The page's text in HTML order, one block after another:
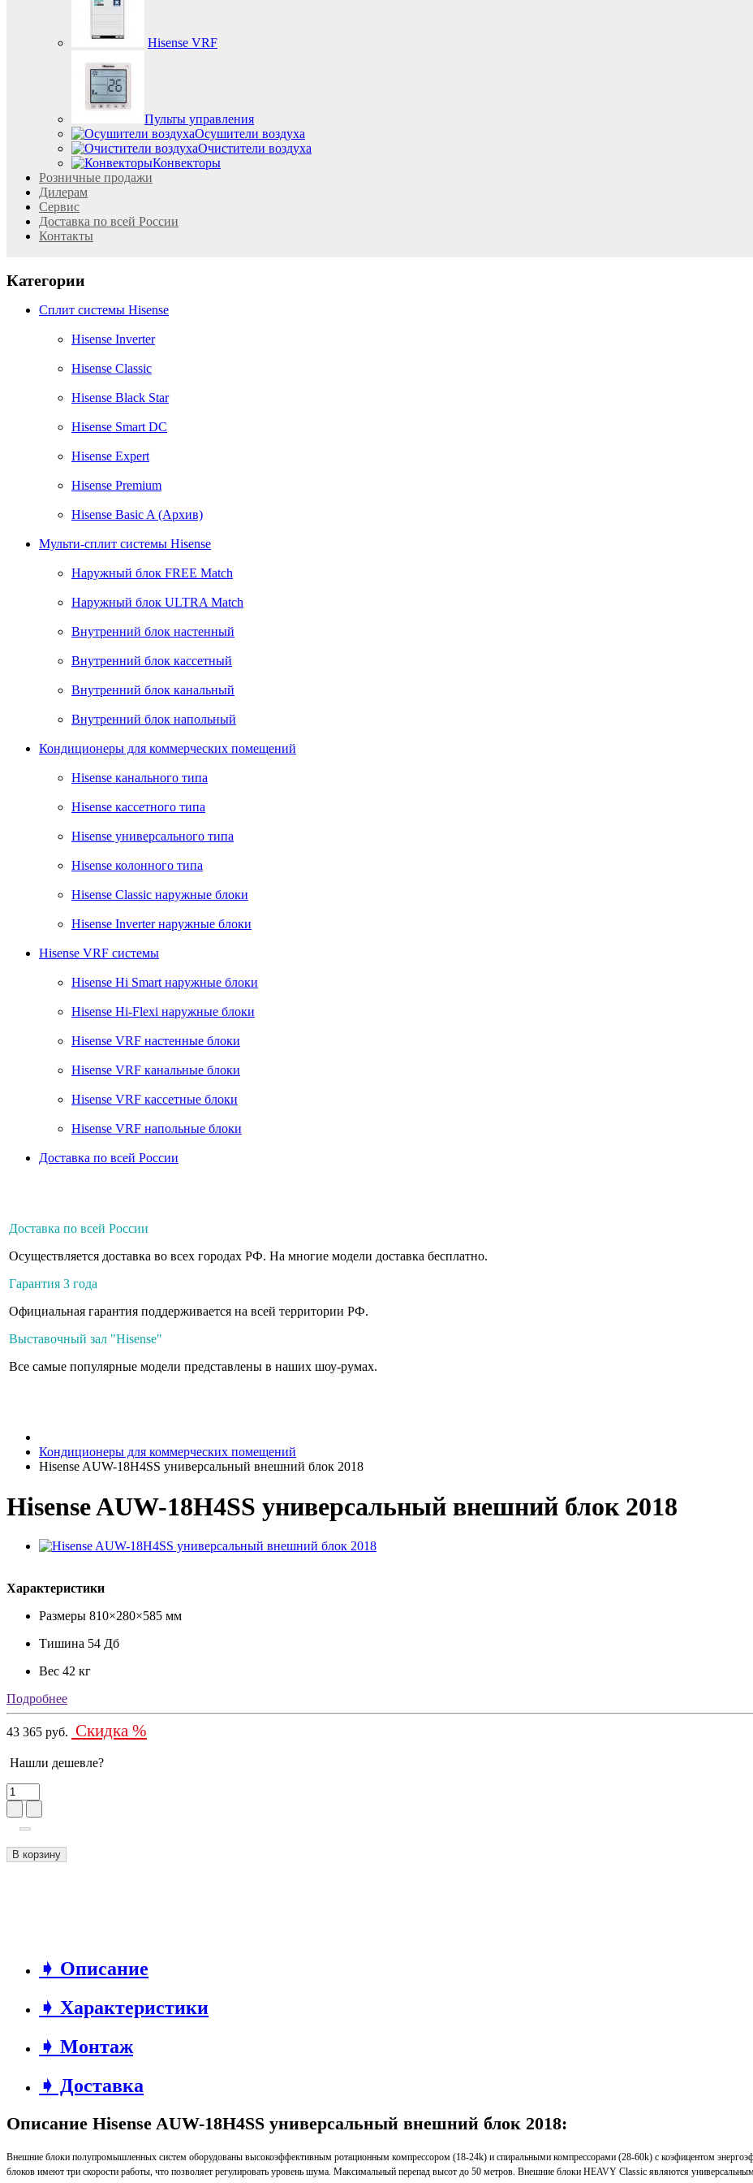
Hisense VRF
Пульты управления
Осушители воздуха
Очистители воздуха
Конвекторы
Розничные продажи
Дилерам
Cервис
Доставка по всей России
Контакты
Категории
Сплит системы Hisense
Hisense Inverter
Hisense Classic
Hisense Black Star
Hisense Smart DC
Hisense Expert
Hisense Premium
Hisense Basic A (Архив)
Мульти-сплит системы Hisense
Наружный блок FREE Match
Наружный блок ULTRA Match
Внутренний блок настенный
Внутренний блок кассетный
Внутренний блок канальный
Внутренний блок напольный
Кондиционеры для коммерческих помещений
Hisense канального типа
Hisense кассетного типа
Hisense универсального типа
Hisense колонного типа
Hisense Classic наружные блоки
Hisense Inverter наружные блоки
Hisense VRF системы
Hisense Hi Smart наружные блоки
Hisense Hi-Flexi наружные блоки
Hisense VRF настенные блоки
Hisense VRF канальные блоки
Hisense VRF кассетные блоки
Hisense VRF напольные блоки
Доставка по всей России
Доставка по всей России
Осуществляется доставка во всех городах РФ. На многие модели доставка бесплатно.
Гарантия 3 года
Официальная гарантия поддерживается на всей территории РФ.
Выставочный зал "Hisense"
Все самые популярные модели представлены в наших шоу-румах.
Кондиционеры для коммерческих помещений
Hisense AUW-18H4SS универсальный внешний блок 2018
Hisense AUW-18H4SS универсальный внешний блок 2018
Характеристики
Размеры 810×280×585 мм
Тишина 54 Дб
Вес 42 кг
Подробнее
43 365 руб. Скидка %
Нашли дешевле?
В корзину
➧ Описание
➧ Характеристики
➧ Монтаж
➧ Доставка
Описание Hisense AUW-18H4SS универсальный внешний блок 2018:
Внешние блоки полупромышленных систем оборудованы высокоэффективным ротационным компрессором (18-24k) и спиральными компрессорами (28-60k) с коэфицентом
блоков имеют три скорости работы, что позволяет регулировать уровень шума. Максимальный перепад высот до 50 метров. Внешние блоки HEAVY Classic являются